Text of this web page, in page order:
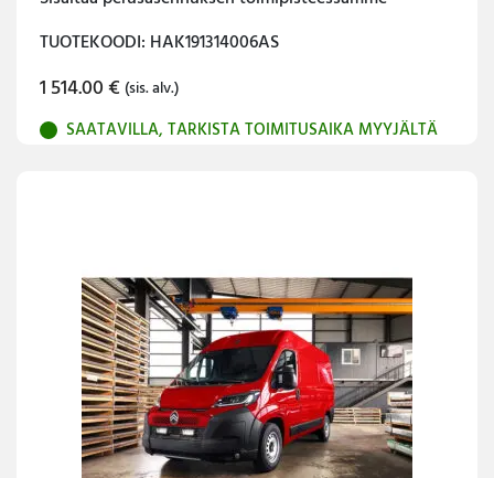
TUOTEKOODI: HAK191314006AS
1 514.00€ (sis. alv.)
SAATAVILLA, TARKISTA TOIMITUSAIKA MYYJÄLTÄ